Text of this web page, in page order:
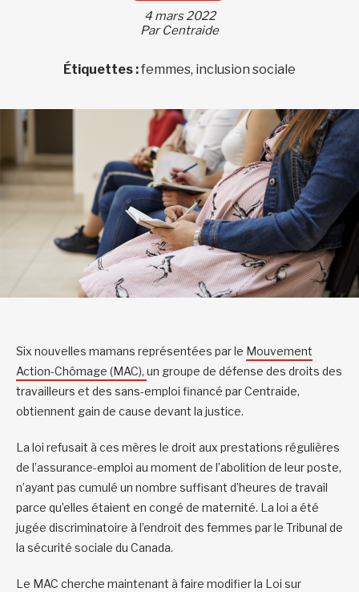
4 mars 2022
Par Centraide
Étiquettes :femmes, inclusion sociale
Six nouvelles mamans représentées par le Mouvement
Action-Chômage (MAC), un groupe de défense des droits des
travailleurs et des sans-emploi financé par Centraide,
obtiennent gain de cause devant la justice.
La loi refusait à ces mères le droit aux prestations régulières
de l’assurance-emploi au moment de l’abolition de leur poste,
n’ayant pas cumulé un nombre suffisant d’heures de travail
parce qu’elles étaient en congé de maternité. La loi a été
jugée discriminatoire à l’endroit des femmes par le Tribunal de
la sécurité sociale du Canada.
Le MAC cherche maintenant à faire modifier la Loi sur